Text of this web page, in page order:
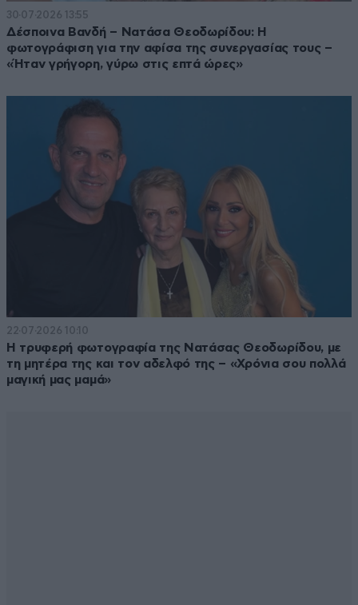
30·07·2026 13:55
Δέσποινα Βανδή – Νατάσα Θεοδωρίδου: Η
φωτογράφιση για την αφίσα της συνεργασίας τους –
«Ήταν γρήγορη, γύρω στις επτά ώρες»
22·07·2026 10:10
Η τρυφερή φωτογραφία της Νατάσας Θεοδωρίδου, με
τη μητέρα της και τον αδελφό της – «Χρόνια σου πολλά
μαγική μας μαμά»